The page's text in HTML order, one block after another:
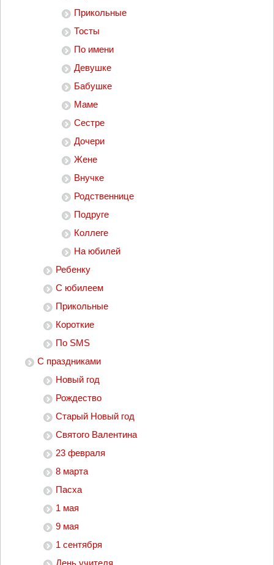
Прикольные
Тосты
По имени
Девушке
Бабушке
Маме
Сестре
Дочери
Жене
Внучке
Родственнице
Подруге
Коллеге
На юбилей
Ребенку
С юбилеем
Прикольные
Короткие
По SMS
С праздниками
Новый год
Рождество
Старый Новый год
Святого Валентина
23 февраля
8 марта
Пасха
1 мая
9 мая
1 сентября
День учителя